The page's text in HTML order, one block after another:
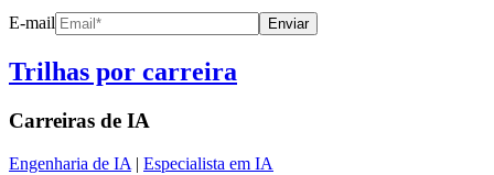
E-mail Enviar
Trilhas por carreira
Carreiras de IA
Engenharia de IA | Especialista em IA